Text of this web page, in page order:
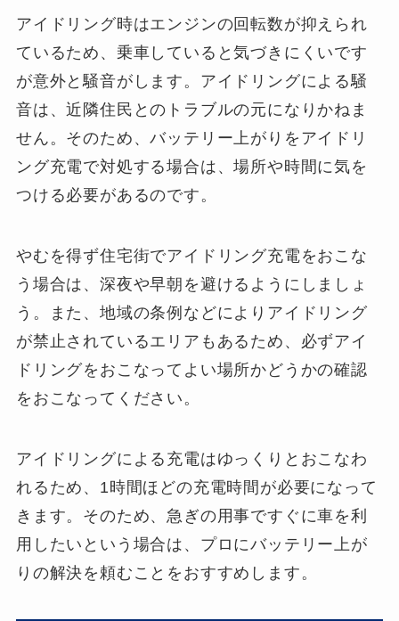
アイドリング時はエンジンの回転数が抑えられ
ているため、乗車していると気づきにくいです
が意外と騒音がします。アイドリングによる騒
音は、近隣住民とのトラブルの元になりかねま
せん。そのため、バッテリー上がりをアイドリ
ング充電で対処する場合は、場所や時間に気を
つける必要があるのです。
やむを得ず住宅街でアイドリング充電をおこな
う場合は、深夜や早朝を避けるようにしましょ
う。また、地域の条例などによりアイドリング
が禁止されているエリアもあるため、必ずアイ
ドリングをおこなってよい場所かどうかの確認
をおこなってください。
アイドリングによる充電はゆっくりとおこなわ
れるため、1時間ほどの充電時間が必要になって
きます。そのため、急ぎの用事ですぐに車を利
用したいという場合は、プロにバッテリー上が
りの解決を頼むことをおすすめします。